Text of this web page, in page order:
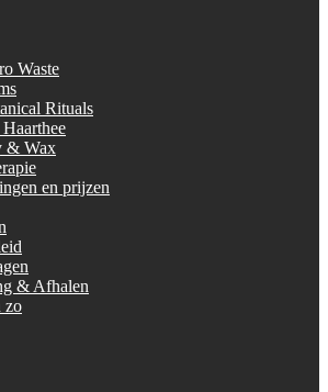
Waste
Rituals
& Wax
en prijzen
& Afhalen
zo